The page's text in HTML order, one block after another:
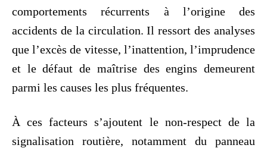
comportements récurrents à l’origine des
accidents de la circulation. Il ressort des analyses
que l’excès de vitesse, l’inattention, l’imprudence
et le défaut de maîtrise des engins demeurent
parmi les causes les plus fréquentes.
À ces facteurs s’ajoutent le non-respect de la
signalisation routière, notamment du panneau